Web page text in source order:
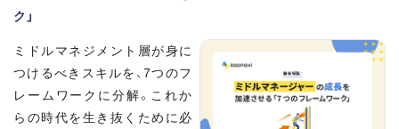
ク」
ミドルマネジメント層が身に
つけるべきスキルを、7つのフ
レームワークに分解。これか
らの時代を生き抜くために必